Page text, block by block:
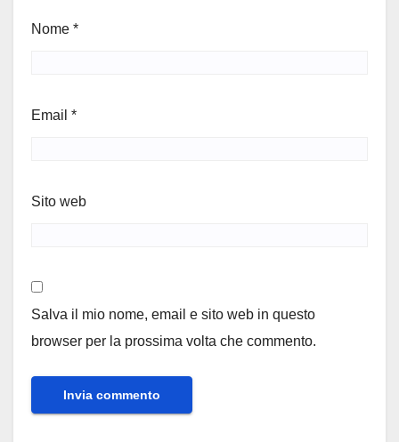
Nome *
Email *
Sito web
Salva il mio nome, email e sito web in questo
browser per la prossima volta che commento.